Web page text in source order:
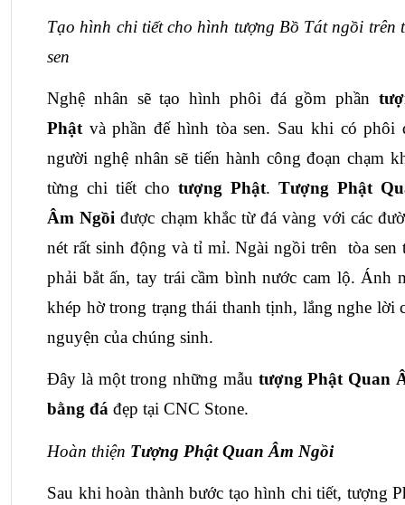
Tạo hình chi tiết cho hình tượng Bồ Tát ngồi trên
sen
Nghệ nhân sẽ tạo hình phôi đá gồm phần
Phật và phần đế hình tòa sen. Sau khi có phôi
người nghệ nhân sẽ tiến hành công đoạn chạm
từng chi tiết cho tượng Phật. Tượng Phật
Âm Ngồi được chạm khắc từ đá vàng với các
nét rất sinh động và tỉ mỉ. Ngài ngồi trên  tòa sen
phải bắt ấn, tay trái cầm bình nước cam lộ. Ánh
khép hờ trong trạng thái thanh tịnh, lắng nghe lời
nguyện của chúng sinh.
Đây là một trong những mẫu tượng Phật Quan
bằng đá đẹp tại CNC Stone.
Hoàn thiện Tượng Phật Quan Âm Ngồi
Sau khi hoàn thành bước tạo hình chi tiết, tượng